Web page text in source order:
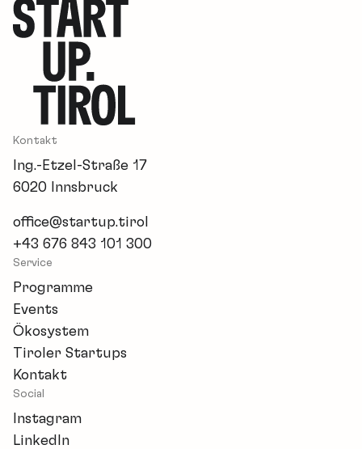
Kontakt
Ing.-Etzel-Straße 17
6020 Innsbruck
office@startup.tirol
+43 676 843 101 300
Service
Programme
Events
Ökosystem
Tiroler Startups
Kontakt
Social
Instagram
LinkedIn